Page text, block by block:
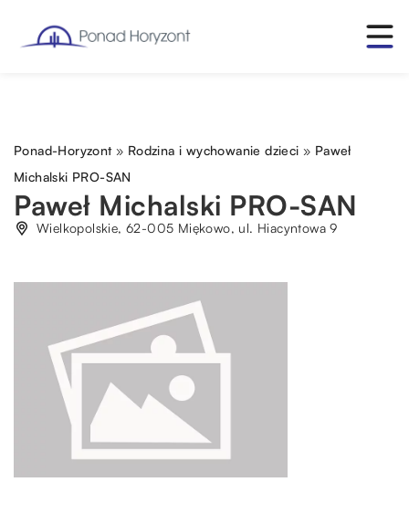
Ponad-Horyzont» Rodzina i wychowanie dzieci » Paweł
Michalski PRO-SAN
Paweł Michalski PRO-SAN
Wielkopolskie, 62-005 Miękowo, ul. Hiacyntowa 9